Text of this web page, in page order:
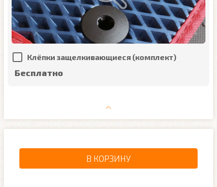
Клёпки защелкивающиеся (комплект)
Бесплатно
В КОРЗИНУ